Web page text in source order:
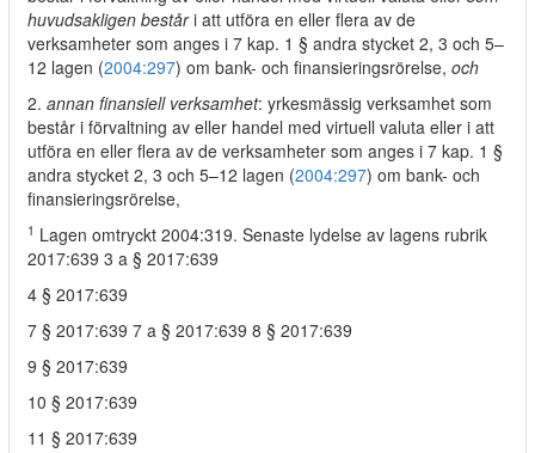
huvudsakligen beståri att utföra en eller flera av de
verksamheter som anges i 7 kap. 1 § andra stycket 2, 3 och 5–
12 lagen (2004:297) om bank- och finansieringsrörelse, och
2. annan finansiell verksamhet: yrkesmässig verksamhet som
består i förvaltning av eller handel med virtuell valuta eller i att
utföra en eller flera av de verksamheter som anges i 7 kap. 1 §
andra stycket 2, 3 och 5–12 lagen (2004:297) om bank- och
finansieringsrörelse,
1 Lagen omtryckt 2004:319. Senaste lydelse av lagens rubrik
2017:639 3 a § 2017:639
4 § 2017:639
7 § 2017:639 7 a § 2017:639 8 § 2017:639
9 § 2017:639
10 § 2017:639
11 § 2017:639